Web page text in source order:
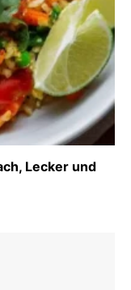
Lecker und